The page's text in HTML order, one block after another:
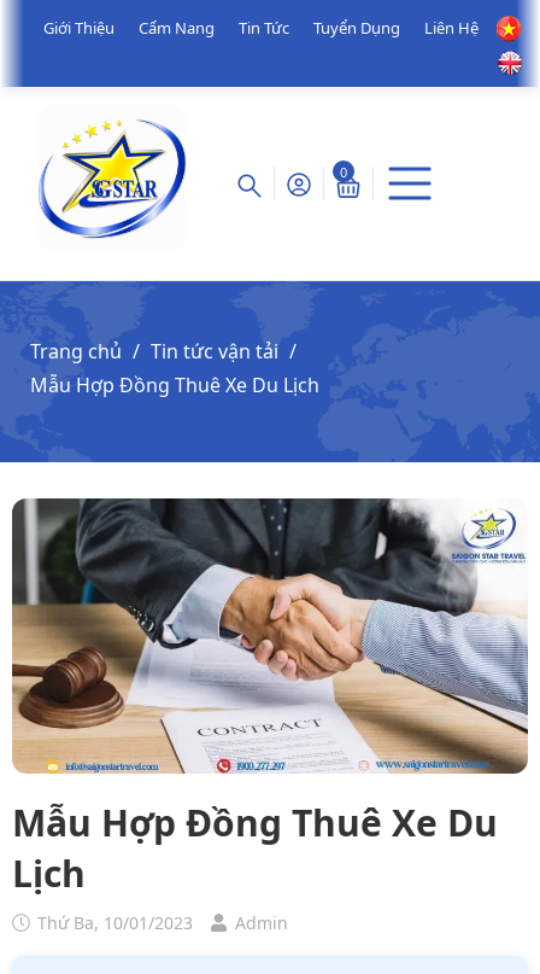
Giới Thiệu Cẩm Nang Tin Tức Tuyển Dụng Liên Hệ
0
Trang chủ
Tin tức vận tải
Mẫu Hợp Đồng Thuê Xe Du Lịch
Mẫu Hợp Đồng Thuê Xe Du
Lịch
Thứ Ba, 10/01/2023 Admin